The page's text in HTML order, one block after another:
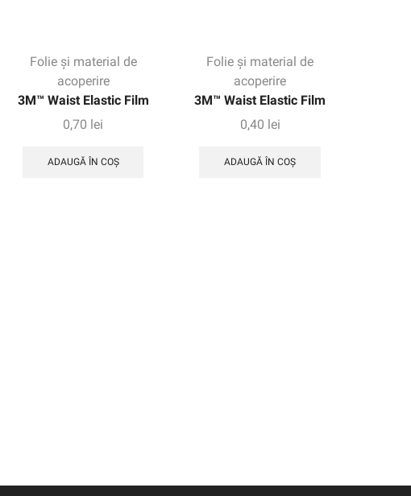
Folie și material de
acoperire
3M™ Waist Elastic Film
0,70 lei
ADAUGĂ ÎN COȘ
Folie și material de
acoperire
3M™ Waist Elastic Film
0,40 lei
ADAUGĂ ÎN COȘ